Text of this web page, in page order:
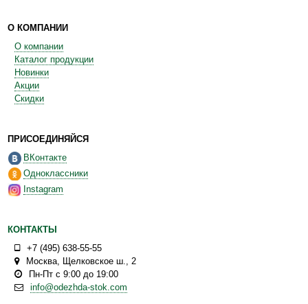
О КОМПАНИИ
О компании
Каталог продукции
Новинки
Акции
Скидки
ПРИСОЕДИНЯЙСЯ
ВКонтакте
Одноклассники
Instagram
КОНТАКТЫ
+7 (495) 638-55-55
Москва Щелковское ш., 2
Пн-Пт с 9:00 до 19:00
info@odezhda-stok.com